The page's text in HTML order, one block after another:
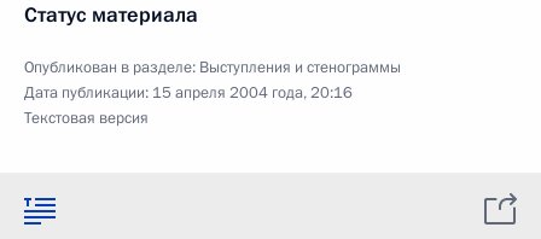
Статус материала
Опубликован в разделе: Выступления и стенограммы
Дата публикации: 15 апреля 2004 года, 20:16
Текстовая версия